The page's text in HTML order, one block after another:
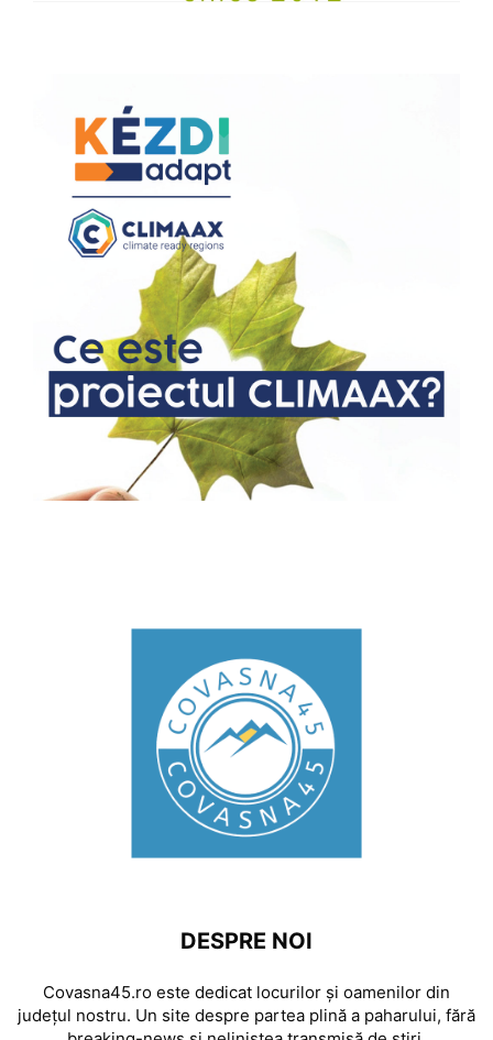
DESPRE NOI
Covasna45.ro este dedicat locurilor și oamenilor din
județul nostru. Un site despre partea plină a paharului, fără